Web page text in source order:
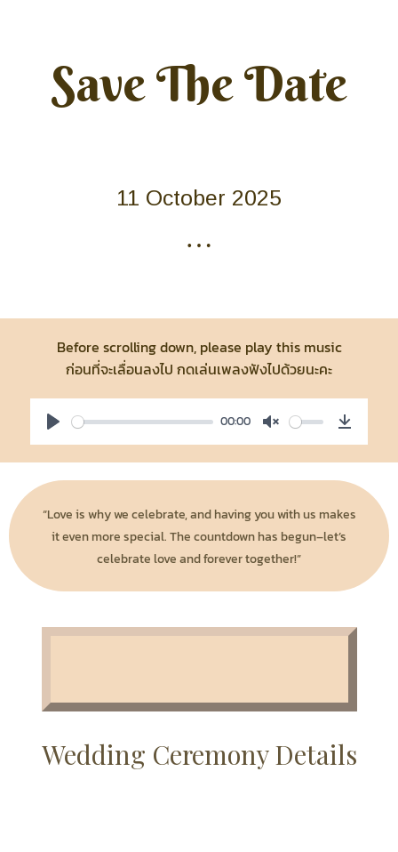
Save The Date
11 October 2025
…
Before scrolling down, please play this music
ก่อนที่จะเลื่อนลงไป กดเล่นเพลงฟังไปด้วยนะคะ
Play
00:00
Unmute
“Love is why we celebrate, and having you with us makes
it even more special. The countdown has begun–let’s
celebrate love and forever together!”
Wedding Ceremony Details